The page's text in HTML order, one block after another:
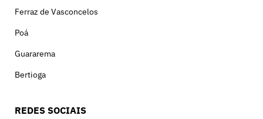
Ferraz de Vasconcelos
Poá
Guararema
Bertioga
REDES SOCIAIS